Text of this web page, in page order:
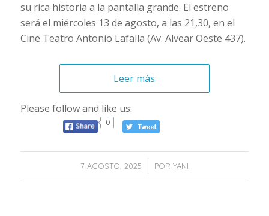
su rica historia a la pantalla grande. El estreno
será el miércoles 13 de agosto, a las 21,30, en el
Cine Teatro Antonio Lafalla (Av. Alvear Oeste 437).
Leer más
Please follow and like us:
0
7 AGOSTO, 2025
/ POR YANI